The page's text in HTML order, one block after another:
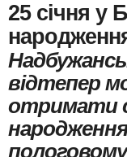
25 січня у
відтепер
отримати